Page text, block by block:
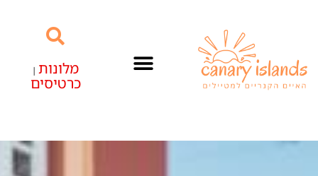
מלונות|
כרטיסים